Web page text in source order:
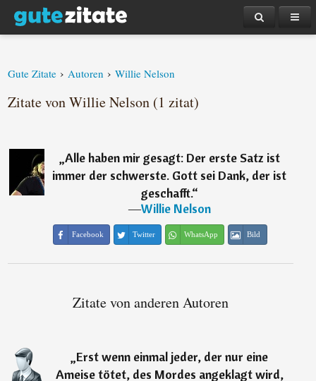
Gute Zitate › Autoren › Willie Nelson
Zitate von Willie Nelson (1 zitat)
„Alle haben mir gesagt: Der erste Satz ist
immer der schwerste. Gott sei Dank, der ist
geschafft.“
―Willie Nelson
Facebook Twitter WhatsApp Bild
Zitate von anderen Autoren
„Erst wenn einmal jeder, der nur eine
Ameise tötet, des Mordes angeklagt wird,